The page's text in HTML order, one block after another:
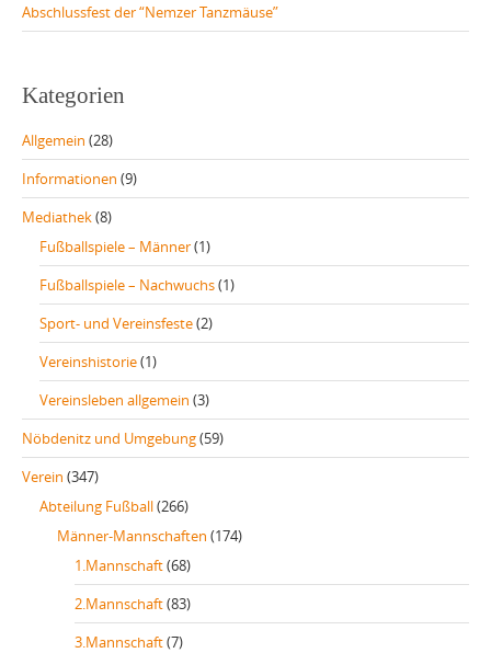
Abschlussfest der “Nemzer Tanzmäuse”
Kategorien
Allgemein (28)
Informationen (9)
Mediathek(8)
Fußballspiele – Männer(1)
Fußballspiele – Nachwuchs(1)
Sport- und Vereinsfeste(2)
Vereinshistorie(1)
Vereinsleben allgemein (3)
Nöbdenitz und Umgebung(59)
Verein (347)
Abteilung Fußball(266)
Männer-Mannschaften (174)
1.Mannschaft(68)
2.Mannschaft(83)
3.Mannschaft(7)